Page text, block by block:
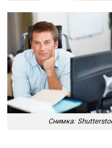
Снимка: